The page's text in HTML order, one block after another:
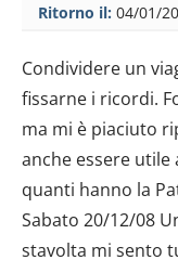
Ritorno il: 04/01/
Condividere un
fissarne i ricordi.
ma mi è piaciuto
anche essere
quanti hanno la
Sabato 20/12/08
stavolta mi sento